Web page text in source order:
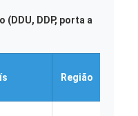
DDP, porta a
Região